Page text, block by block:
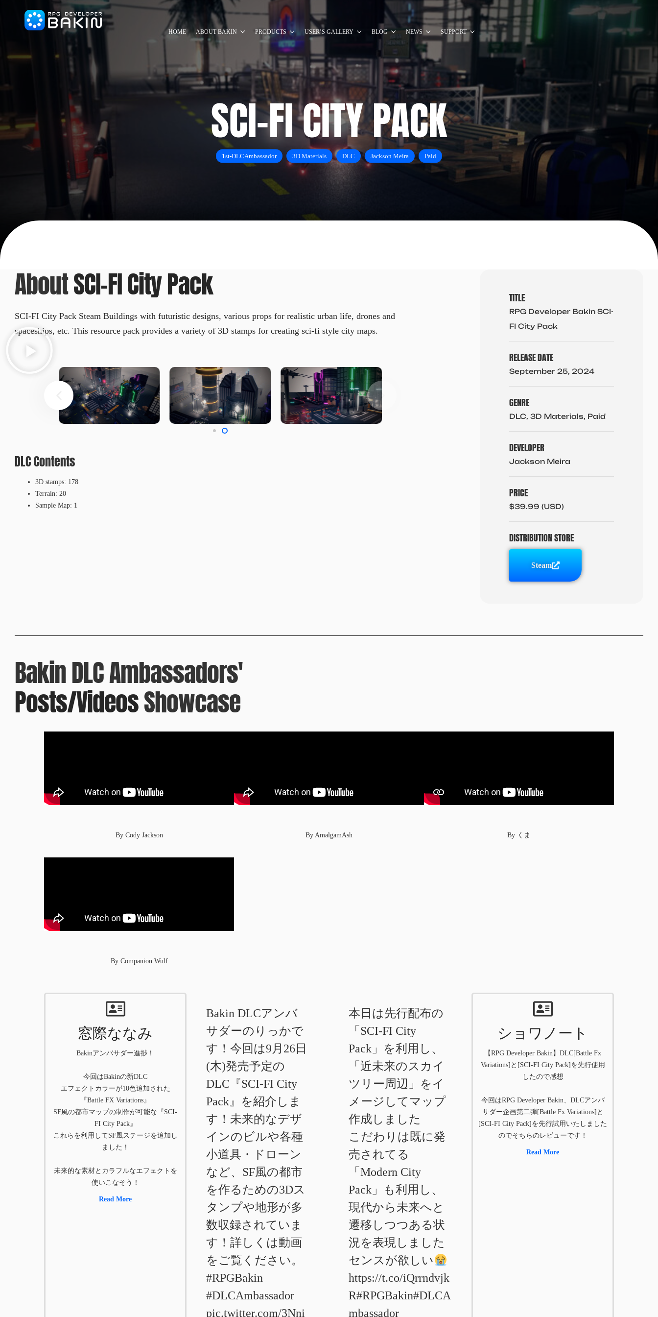
HOME ABOUT BAKIN PRODUCTS USER’S GALLERY BLOG NEWS SUPPORT
SCI-FI CITY PACK
1st-DLCAmbassador 3D Materials DLC Jackson Meira Paid
AboutSCI-FI City Pack
SCI-FI City Pack Steam Buildings with futuristic designs, various props for realistic urban life, drones and
spaceships, etc. This resource pack provides a variety of 3D stamps for creating sci-fi style city maps.
DLC Contents
3D stamps: 178
Terrain: 20
Sample Map: 1
TITLE
RPG Developer Bakin SCI-
FI City Pack
RELEASE DATE
September 25, 2024
GENRE
DLC, 3D Materials, Paid
DEVELOPER
Jackson Meira
PRICE
$39.99 (USD)
DISTRIBUTION STORE
Steam
Bakin DLC Ambassadors'
Posts/VideosShowcase
By Cody Jackson By AmalgamAsh By くま
By Companion Wulf
窓際ななみ
Bakinアンバサダー進捗！
今回はBakinの新DLC
エフェクトカラーが10色追加された
『Battle FX Variations』
SF風の都市マップの制作が可能な『SCI-
FI City Pack』
これらを利用してSF風ステージを追加し
ました！
未来的な素材とカラフルなエフェクトを
使いこなそう！
Read More
Bakin DLCアンバ
サダーのりっかで
す！今回は9月26日
(木)発売予定の
DLC『SCI-FI City
Pack』を紹介しま
す！未来的なデザ
インのビルや各種
小道具・ドローン
など、SF風の都市
を作るための3Dス
タンプや地形が多
数収録されていま
す！詳しくは動画
をご覧ください。
#RPGBakin
#DLCAmbassador
pic.twitter.com/3Nni
本日は先行配布の
「SCI-FI City
Pack」を利用し、
「近未来のスカイ
ツリー周辺」をイ
メージしてマップ
作成しました
こだわりは既に発
売されてる
「Modern City
Pack」も利用し、
現代から未来へと
遷移しつつある状
況を表現しました
センスが欲しい
https://t.co/iQrrndvjk
R#RPGBakin#DLCA
mbassador
ショワノート
【RPG Developer Bakin】DLC[Battle Fx
Variations]と[SCI-FI City Pack]を先行使用
したので感想
今回はRPG Developer Bakin、DLCアンバ
サダー企画第二弾[Battle Fx Variations]と
[SCI-FI City Pack]を先行試用いたしました
のでそちらのレビューです！
Read More